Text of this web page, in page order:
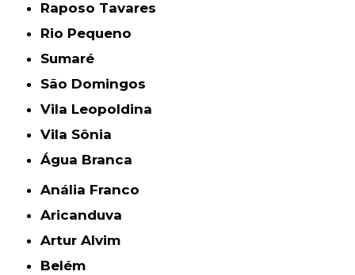
Raposo Tavares
Rio Pequeno
Sumaré
São Domingos
Vila Leopoldina
Vila Sônia
Água Branca
Anália Franco
Aricanduva
Artur Alvim
Belém